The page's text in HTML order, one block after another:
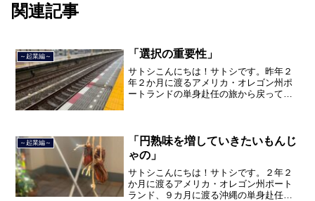
関連記事
～起業編～ 「選択の重要性」
サトシこんにちは！サトシです。昨年２
年２か月に渡るアメリカ・オレゴン州ポ
ートランドの単身赴任の旅から戻ってき
し、東京品川区南大井で不動...
～起業編～
「円熟味を増していきたいもんじ
ゃの」
サトシこんにちは！サトシです。２年２
か月に渡るアメリカ・オレゴン州ポート
ランド、９カ月に渡る沖縄の単身赴任の